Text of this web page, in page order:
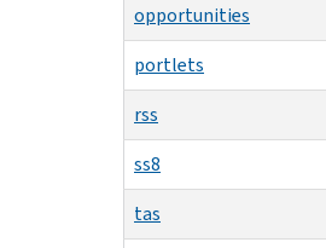
opportunities
portlets
rss
ss8
tas